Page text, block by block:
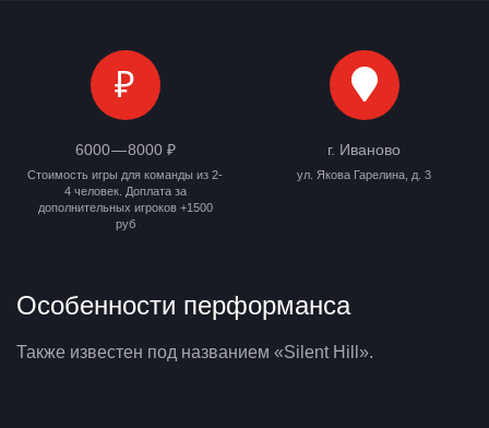
₽
6000 — 8000 ₽
Стоимость игры для команды из 2-
4 человек. Доплата за
дополнительных игроков +1500
руб
г. Иваново
ул. Якова Гарелина, д. 3
Особенности перформанса
Также известен под названием «Silent Hill».